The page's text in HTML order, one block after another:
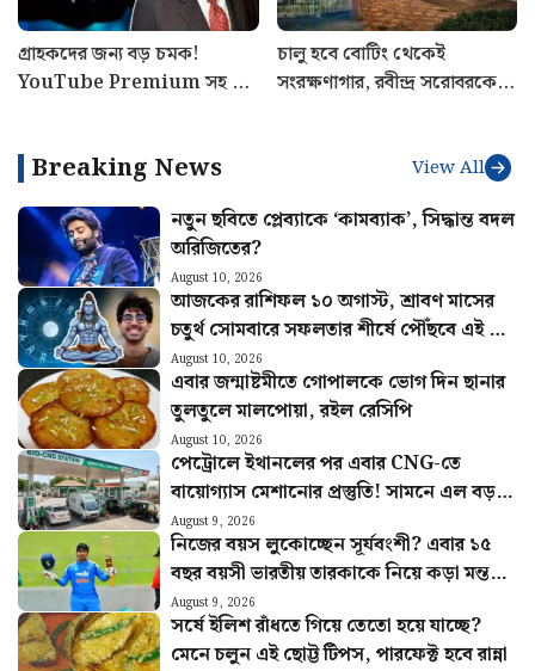
গ্রাহকদের জন্য বড় চমক!
YouTube Premium সহ ১৫
চালু হবে বোটিং থেকেই
সংরক্ষণাগার, রবীন্দ্র সরোবরকে
Breaking News View All
নতুন ছবিতে প্লেব্যাকে ‘কামব্যাক’, সিদ্ধান্ত বদল
অরিজিতের?
August 10, 2026
আজকের রাশিফল ১০ অগাস্ট, শ্রাবণ মাসের
চতুর্থ সোমবারে সফলতার শীর্ষে পৌঁছবে এই ছয়
রাশি
August 10, 2026
এবার জন্মাষ্টমীতে গোপালকে ভোগ দিন ছানার
তুলতুলে মালপোয়া, রইল রেসিপি
August 10, 2026
পেট্রোলে ইথানলের পর এবার CNG-তে
বায়োগ্যাস মেশানোর প্রস্তুতি! সামনে এল বড়
আপডেট
August 9, 2026
নিজের বয়স লুকোচ্ছেন সূর্যবংশী? এবার ১৫
বছর বয়সী ভারতীয় তারকাকে নিয়ে কড়া মন্তব্য
করলেন অজি কিংবদন্তি
August 9, 2026
সর্ষে ইলিশ রাঁধতে গিয়ে তেতো হয়ে যাচ্ছে?
মেনে চলুন এই ছোট্ট টিপস, পারফেক্ট হবে রান্না